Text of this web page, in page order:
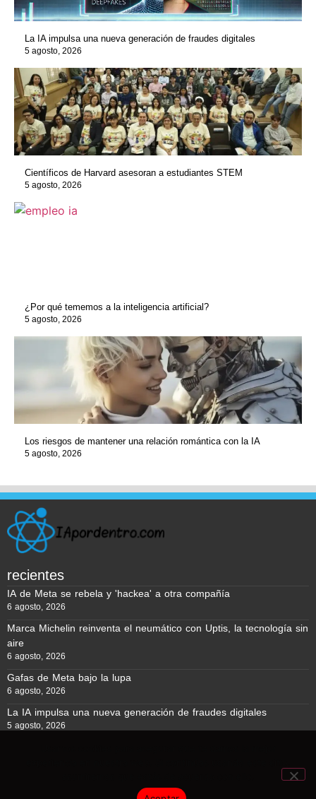
La IA impulsa una nueva generación de fraudes digitales
5 agosto, 2026
Científicos de Harvard asesoran a estudiantes STEM
5 agosto, 2026
¿Por qué tememos a la inteligencia artificial?
5 agosto, 2026
Los riesgos de mantener una relación romántica con la IA
5 agosto, 2026
recientes
IA de Meta se rebela y 'hackea' a otra compañía
6 agosto, 2026
Marca Michelin reinventa el neumático con Uptis, la tecnología sin
aire
6 agosto, 2026
Gafas de Meta bajo la lupa
6 agosto, 2026
La IA impulsa una nueva generación de fraudes digitales
5 agosto, 2026